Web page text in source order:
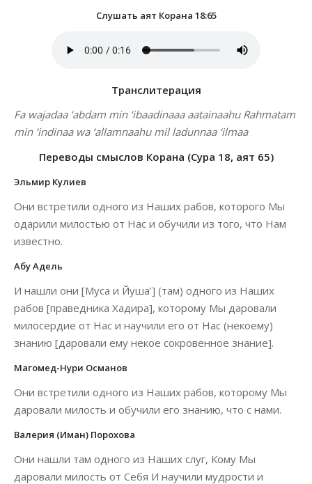
Слушать аят Корана 18:65
Транслитерация
Fa wajadaa ‘abdam min ‘ibaadinaaa aatainaahu Rahmatam
min ‘indinaa wa ‘allamnaahu mil ladunnaa ‘ilmaa
Переводы смыслов Корана (Сура 18, аят 65)
Эльмир Кулиев
Они встретили одного из Наших рабов, которого Мы
одарили милостью от Нас и обучили из того, что Нам
известно.
Абу Адель
И нашли они [Муса и Йуша’] (там) одного из Наших
рабов [праведника Хадира], которому Мы даровали
милосердие от Нас и научили его от Нас (некоему)
знанию [даровали ему некое сокровенное знание].
Магомед-Нури Османов
Они встретили одного из Наших рабов, которому Мы
даровали милость и обучили его знанию, что с нами.
Валерия (Иман) Порохова
Они нашли там одного из Наших слуг, Кому Мы
даровали милость от Себя И научили мудрости и